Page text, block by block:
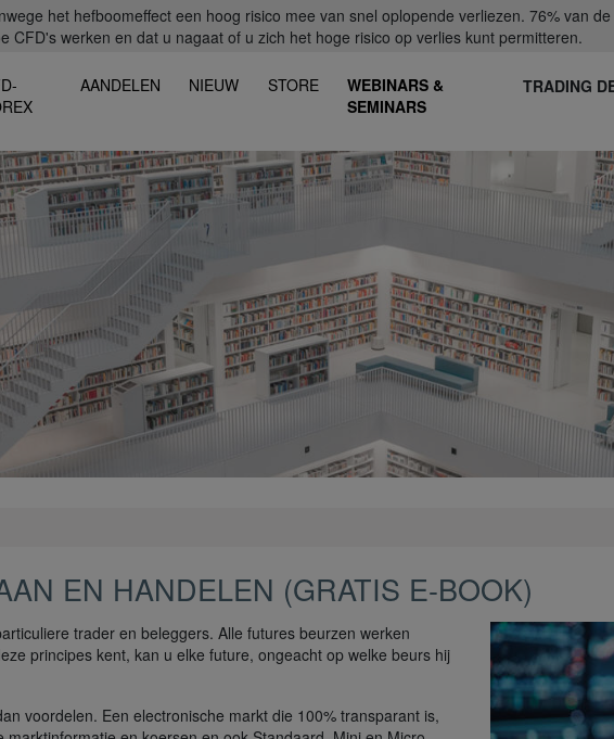
het hefboomeffect een hoog risico mee van snel oplopende verliezen. 76% van
CFD's werken en dat u nagaat of u zich het hoge risico op verlies kunt permitteren.
AANDELEN NIEUW STORE
WEBINARS &
SEMINARS
TRADING
EN HANDELEN (GRATIS E-BOOK)
trader en beleggers. Alle futures beurzen werken
principes kent, kan u elke future, ongeacht op welke beurs hij
voordelen. Een electronische markt die 100% transparant is,